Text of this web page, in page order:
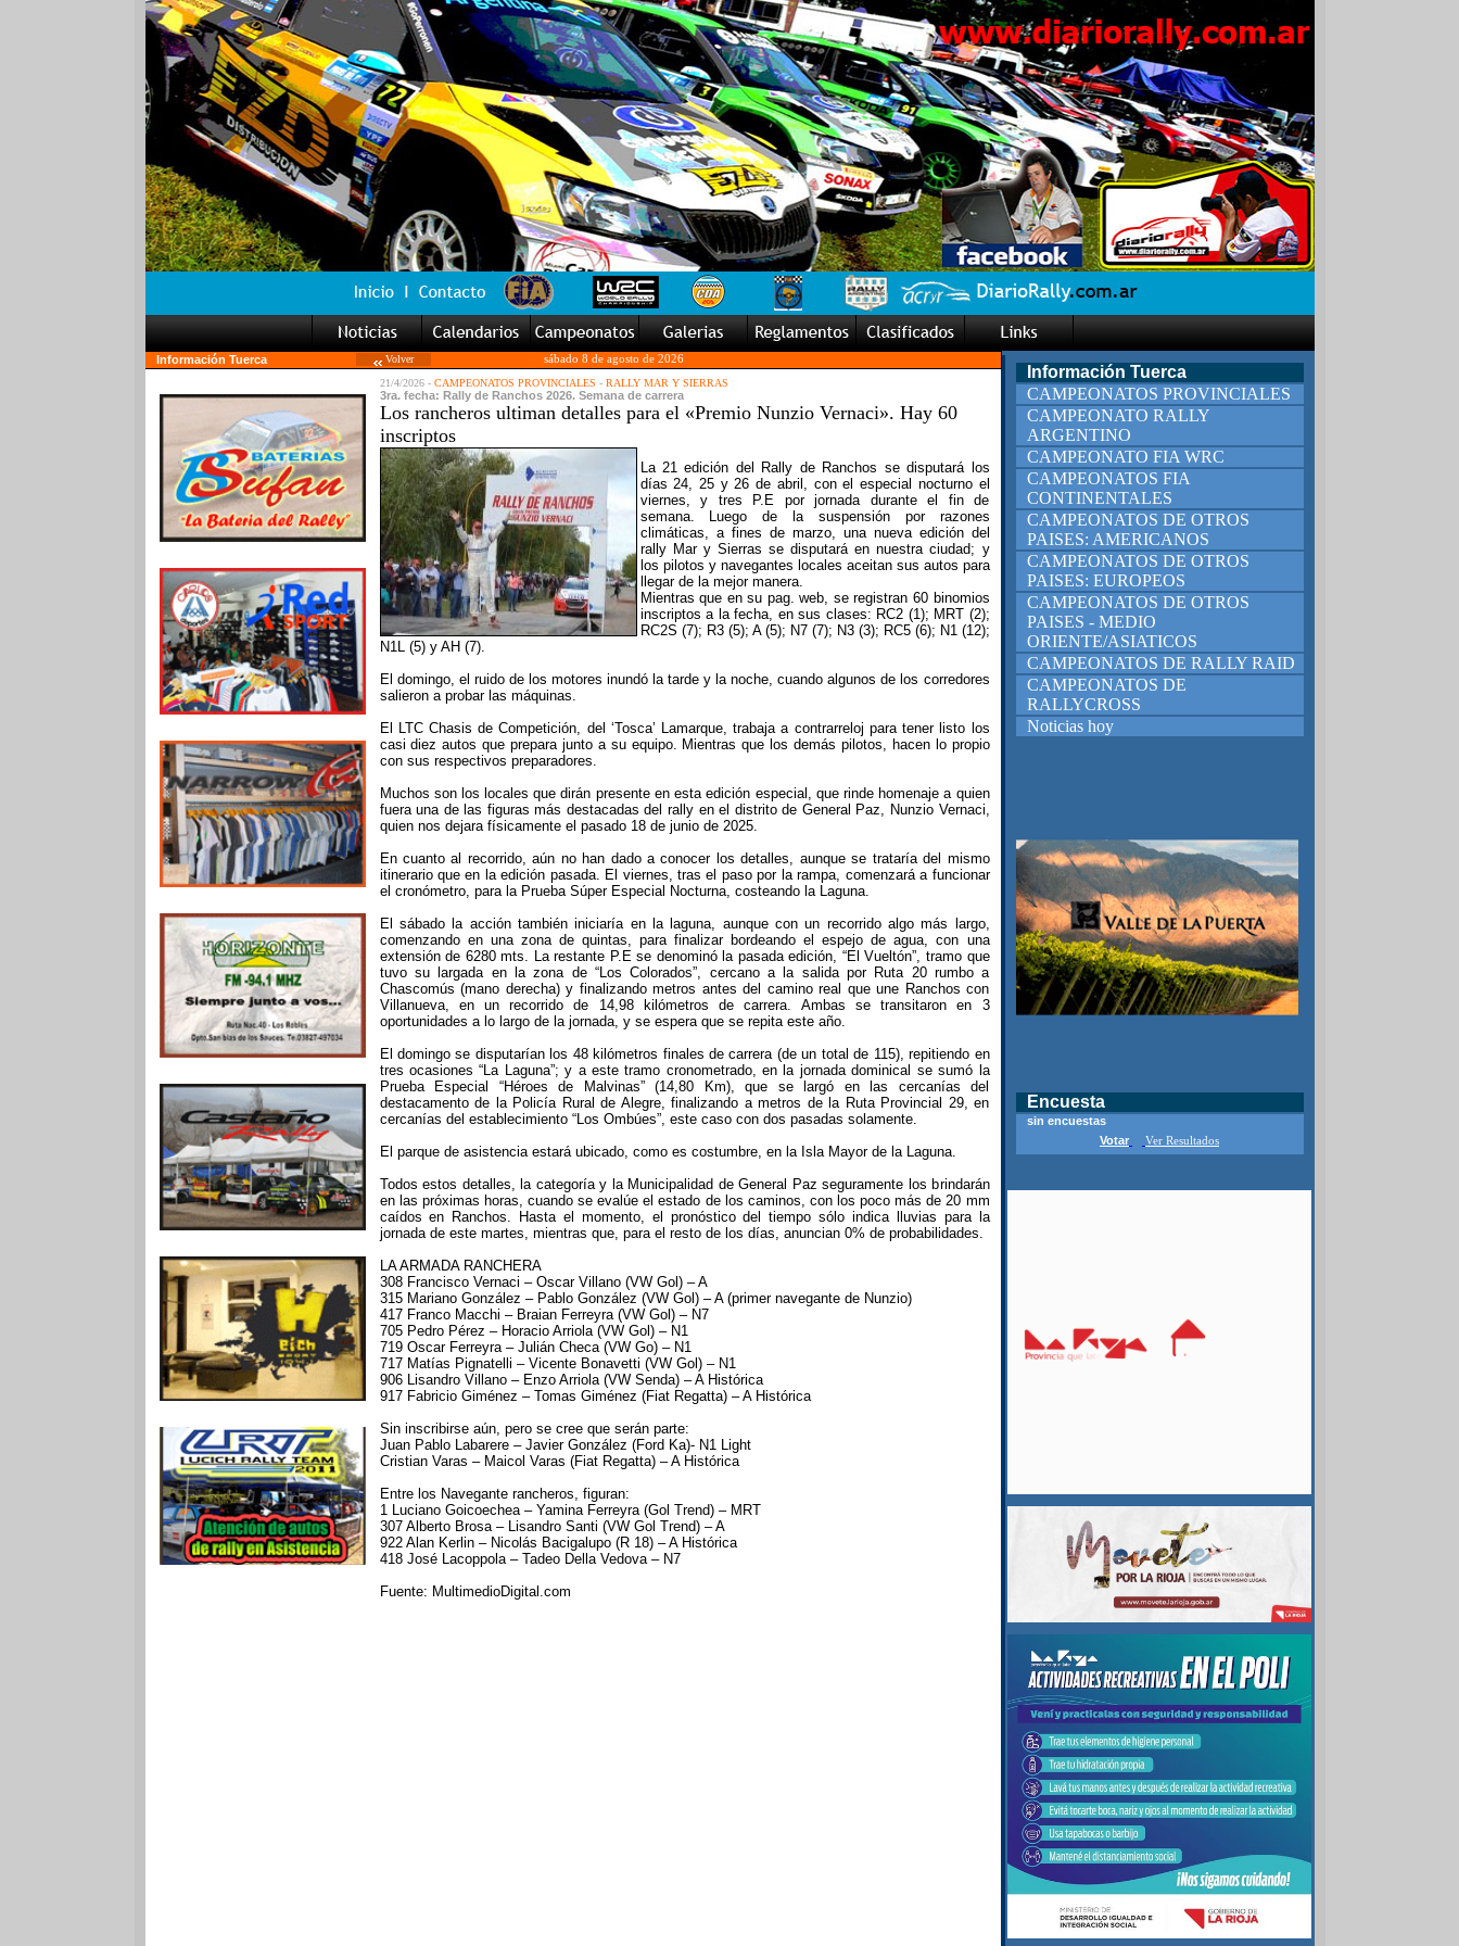
Información Tuerca Volver sábado 8 de agosto de 2026
Información Tuerca
CAMPEONATOS PROVINCIALES
CAMPEONATO RALLY
ARGENTINO
CAMPEONATO FIA WRC
CAMPEONATOS FIA
CONTINENTALES
CAMPEONATOS DE OTROS
PAISES: AMERICANOS
CAMPEONATOS DE OTROS
PAISES: EUROPEOS
CAMPEONATOS DE OTROS
PAISES - MEDIO
ORIENTE/ASIATICOS
CAMPEONATOS DE RALLY RAID
CAMPEONATOS DE
RALLYCROSS
Noticias hoy
Encuesta
sin encuestas
Votar
Ver Resultados
21/4/2026 - CAMPEONATOS PROVINCIALES - RALLY MAR Y SIERRAS
3ra. fecha: Rally de Ranchos 2026. Semana de carrera
Los rancheros ultiman detalles para el «Premio Nunzio Vernaci». Hay 60
inscriptos
La 21 edición del Rally de Ranchos se disputará los
días 24, 25 y 26 de abril, con el especial nocturno el
viernes, y tres P.E por jornada durante el fin de
semana. Luego de la suspensión por razones
climáticas, a fines de marzo, una nueva edición del
rally Mar y Sierras se disputará en nuestra ciudad; y
los pilotos y navegantes locales aceitan sus autos para
llegar de la mejor manera.
Mientras que en su pag. web, se registran 60 binomios
inscriptos a la fecha, en sus clases: RC2 (1); MRT (2);
RC2S (7); R3 (5); A (5); N7 (7); N3 (3); RC5 (6); N1 (12);
N1L (5) y AH (7).
El domingo, el ruido de los motores inundó la tarde y la noche, cuando algunos de los corredores
salieron a probar las máquinas.
El LTC Chasis de Competición, del ‘Tosca’ Lamarque, trabaja a contrarreloj para tener listo los
casi diez autos que prepara junto a su equipo. Mientras que los demás pilotos, hacen lo propio
con sus respectivos preparadores.
Muchos son los locales que dirán presente en esta edición especial, que rinde homenaje a quien
fuera una de las figuras más destacadas del rally en el distrito de General Paz, Nunzio Vernaci,
quien nos dejara físicamente el pasado 18 de junio de 2025.
En cuanto al recorrido, aún no han dado a conocer los detalles, aunque se trataría del mismo
itinerario que en la edición pasada. El viernes, tras el paso por la rampa, comenzará a funcionar
el cronómetro, para la Prueba Súper Especial Nocturna, costeando la Laguna.
El sábado la acción también iniciaría en la laguna, aunque con un recorrido algo más largo,
comenzando en una zona de quintas, para finalizar bordeando el espejo de agua, con una
extensión de 6280 mts. La restante P.E se denominó la pasada edición, “El Vueltón”, tramo que
tuvo su largada en la zona de “Los Colorados”, cercano a la salida por Ruta 20 rumbo a
Chascomús (mano derecha) y finalizando metros antes del camino real que une Ranchos con
Villanueva, en un recorrido de 14,98 kilómetros de carrera. Ambas se transitaron en 3
oportunidades a lo largo de la jornada, y se espera que se repita este año.
El domingo se disputarían los 48 kilómetros finales de carrera (de un total de 115), repitiendo en
tres ocasiones “La Laguna”; y a este tramo cronometrado, en la jornada dominical se sumó la
Prueba Especial “Héroes de Malvinas” (14,80 Km), que se largó en las cercanías del
destacamento de la Policía Rural de Alegre, finalizando a metros de la Ruta Provincial 29, en
cercanías del establecimiento “Los Ombúes”, este caso con dos pasadas solamente.
El parque de asistencia estará ubicado, como es costumbre, en la Isla Mayor de la Laguna.
Todos estos detalles, la categoría y la Municipalidad de General Paz seguramente los brindarán
en las próximas horas, cuando se evalúe el estado de los caminos, con los poco más de 20 mm
caídos en Ranchos. Hasta el momento, el pronóstico del tiempo sólo indica lluvias para la
jornada de este martes, mientras que, para el resto de los días, anuncian 0% de probabilidades.
LA ARMADA RANCHERA
308 Francisco Vernaci – Oscar Villano (VW Gol) – A
315 Mariano González – Pablo González (VW Gol) – A (primer navegante de Nunzio)
417 Franco Macchi – Braian Ferreyra (VW Gol) – N7
705 Pedro Pérez – Horacio Arriola (VW Gol) – N1
719 Oscar Ferreyra – Julián Checa (VW Go) – N1
717 Matías Pignatelli – Vicente Bonavetti (VW Gol) – N1
906 Lisandro Villano – Enzo Arriola (VW Senda) – A Histórica
917 Fabricio Giménez – Tomas Giménez (Fiat Regatta) – A Histórica
Sin inscribirse aún, pero se cree que serán parte:
Juan Pablo Labarere – Javier González (Ford Ka)- N1 Light
Cristian Varas – Maicol Varas (Fiat Regatta) – A Histórica
Entre los Navegante rancheros, figuran:
1 Luciano Goicoechea – Yamina Ferreyra (Gol Trend) – MRT
307 Alberto Brosa – Lisandro Santi (VW Gol Trend) – A
922 Alan Kerlin – Nicolás Bacigalupo (R 18) – A Histórica
418 José Lacoppola – Tadeo Della Vedova – N7
Fuente: MultimedioDigital.com